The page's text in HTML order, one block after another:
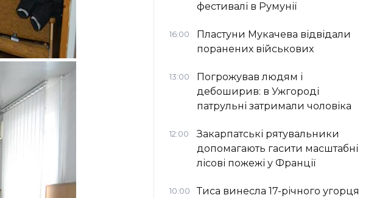
фестивалі в Румунії
16:00
Пластуни Мукачева відвідали
поранених військових
13:00
Погрожував людям і
дебоширив: в Ужгороді
патрульні затримали чоловіка
12:00
Закарпатські рятувальники
допомагають гасити масштабні
лісові пожежі у Франції
10:00
Тиса винесла 17-річного угорця